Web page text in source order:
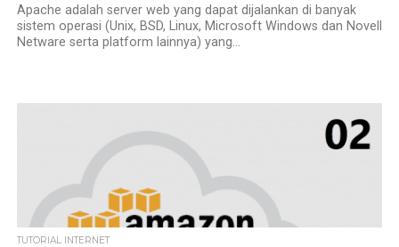
Apache adalah server web yang dapat dijalankan di banyak
sistem operasi (Unix, BSD, Linux, Microsoft Windows dan Novell
Netware serta platform lainnya) yang...
TUTORIAL INTERNET